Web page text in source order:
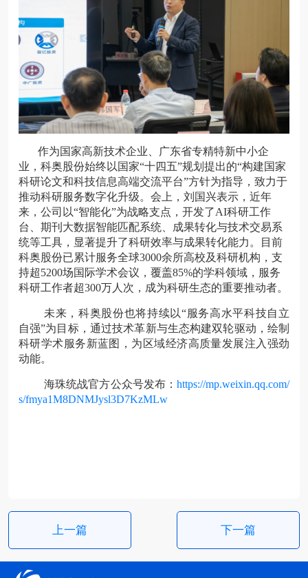
作为国家高新技术企业、广东省专精特新中小企
业，科奥股份始终以国家“十四五”规划提出的“构建国家
科研论文和科技信息高端交流平台”方针为指导，致力于
推动科研服务数字化升级。会上，刘国兴表示，近年
来，公司以“智能化”为战略支点，开发了AI科研工作
台、期刊大数据智能匹配系统、成果转化与技术交易系
统等工具，显著提升了科研效率与成果转化能力。目前
科奥股份已累计服务全球3000余所高校及科研机构，支
持超5200场国际学术会议，覆盖85%的学科领域，服务
科研工作者超300万人次，成为科研生态的重要推动者。
未来，科奥股份也将持续以“服务高水平科技自立
自强”为目标，通过技术革新与生态构建双轮驱动，绘制
科研学术服务新蓝图，为区域经济高质量发展注入强劲
动能。
海珠统战官方公众号发布：https://mp.weixin.qq.com/
s/fmya1M8DNMJysl3D7KzMLw
上一篇 下一篇